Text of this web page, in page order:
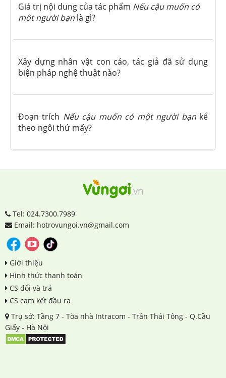
Giá trị nội dung của tác phẩm Nếu cậu muốn có
một người bạn là gì?
Xây dựng nhân vật con cáo, tác giả đã sử dụng
biện pháp nghệ thuật nào?
Đoạn trích Nếu cậu muốn có một người bạnkể
theo ngôi thứ mấy?
Tel: 024.7300.7989
Email: hotrovungoi.vn@gmail.com
Giới thiệu
Hình thức thanh toán
CS đổi và trả
CS cam kết đầu ra
Trụ sở: Tầng 7 - Tòa nhà Intracom - Trần Thái Tông - Q.Cầu
Giấy - Hà Nội